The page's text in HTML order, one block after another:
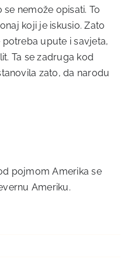
nemože opisati. To
koji je iskusio. Zato
upute i savjeta,
Ta se zadruga kod
zato, da narodu
pojmom Amerika se
Ameriku.